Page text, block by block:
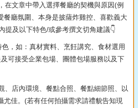
在文章中帶入選擇餐廳的契機與原因(例
餐廳氛圍、本身是披薩炸雞控、喜歡義大
提及以下特色/或參考撰文切角建議👇
色，如：真材實料、烹飪講究、食材選用
可接受企業包場、團體包場服務以及下
、店內環境、餐點合照、餐點細節照、以
尤佳。(若有任何拍攝需求請禮貌告知現